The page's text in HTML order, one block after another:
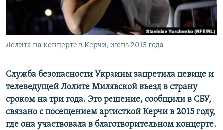
ПОБЕДИТЕЛЕЙ НЕ СУДЯТ?
КРЫМ.НЕПОКОРЕННЫЙ
ELIFBE
ПРИСОЕДИНЯЙТЕСЬ!
Все сайты RFE/RL
Лолита на концерте в Керчи, июнь 2015 года
Служба безопасности Украины запретила певице и
телеведущей Лолите Милявской въезд в страну
сроком на три года. Это решение, сообщили в СБУ,
связано с посещением артисткой Керчи в 2015 году,
где она участвовала в благотворительном концерте.